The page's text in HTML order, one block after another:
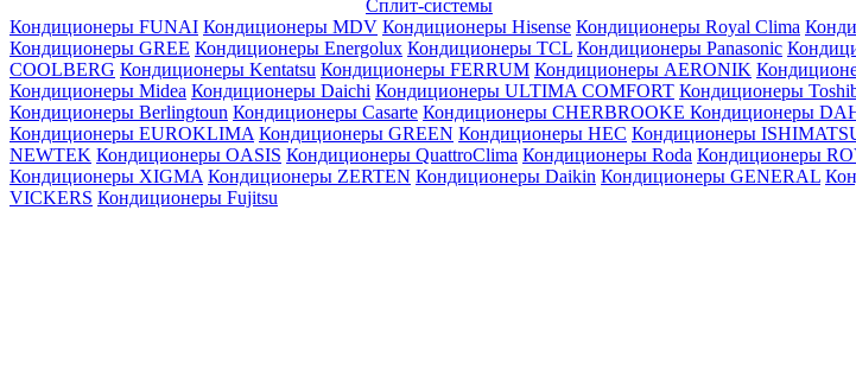
Сплит-системы
Кондиционеры FUNAI Кондиционеры MDV Кондиционеры Hisense Кондиционеры Royal Clima
Кондиционеры GREE Кондиционеры Energolux Кондиционеры TCL Кондиционеры Panasonic
СOOLBERG Кондиционеры Kentatsu Кондиционеры FERRUM Кондиционеры AERONIK
Кондиционеры Midea Кондиционеры Daichi Кондиционеры ULTIMA COMFORT Кондиционеры
Кондиционеры Berlingtoun Кондиционеры Casarte Кондиционеры CHERBROOKE Кондиционеры
Кондиционеры EUROKLIMA Кондиционеры GREEN Кондиционеры HEC Кондиционеры
NEWTEK Кондиционеры OASIS Кондиционеры QuattroClima Кондиционеры Roda Кондиционеры
Кондиционеры XIGMA Кондиционеры ZERTEN Кондиционеры Daikin Кондиционеры GENERAL
VICKERS Кондиционеры Fujitsu